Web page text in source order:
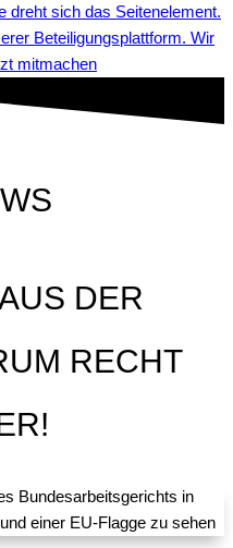
Beteiligungsplattform. Wir
mitmachen
DER
RECHT